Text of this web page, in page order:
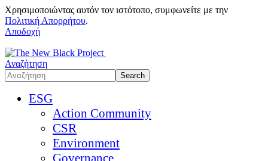
Χρησιμοποιώντας αυτόν τον ιστότοπο, συμφωνείτε με την
Πολιτική Απορρήτου.
Αποδοχή
Αναζήτηση
ESG
Action Community
CSR
Environment
Governance